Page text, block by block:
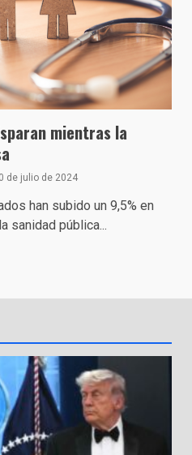
mientras la
de julio de 2024
han subido un 9,5% en
sanidad pública...